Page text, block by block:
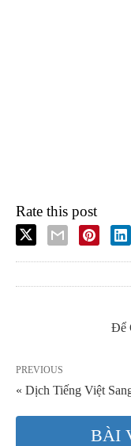
Rate this post
Để
PREVIOUS
« Dịch Tiếng Việt
BÀI